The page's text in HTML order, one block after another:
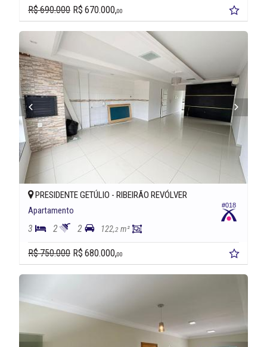
R$ 690.000 R$ 670.000,00
#018
PRESIDENTE GETÚLIO - RIBEIRÃO REVÓLVER
Apartamento
3 2 2 122,2 m²
R$ 750.000 R$ 680.000,00